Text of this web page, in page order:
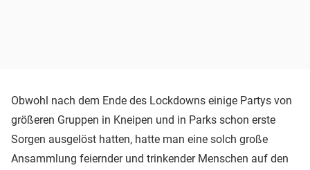
Obwohl nach dem Ende des Lockdowns einige Partys von
größeren Gruppen in Kneipen und in Parks schon erste
Sorgen ausgelöst hatten, hatte man eine solch große
Ansammlung feiernder und trinkender Menschen auf den